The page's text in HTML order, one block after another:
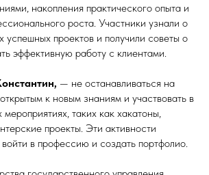
накопления практического опыта и
роста. Участники узнали о
успешных проектов и получили советы о
эффективную работу с клиентами.
— не останавливаться на
к новым знаниям и участвовать в
таких как хакатоны,
проекты. Эти активности
в профессию и создать портфолио.